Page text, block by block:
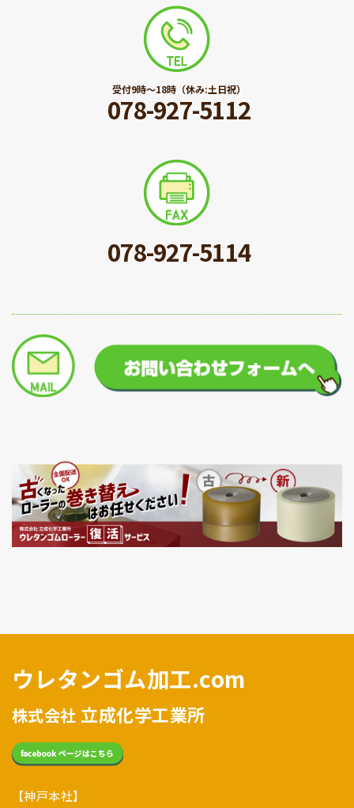
受付9時〜18時（休み:土日祝）
078-927-5112
078-927-5114
ウレタンゴム加工.com
株式会社 立成化学工業所
【神戸本社】